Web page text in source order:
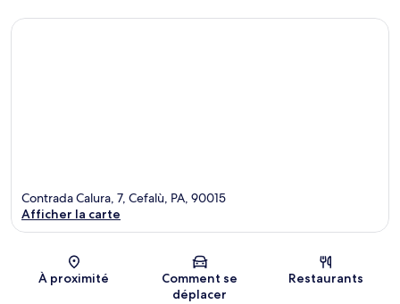
Carte
Contrada Calura, 7, Cefalù, PA, 90015
Afficher la carte
À proximité
Comment se
déplacer
Restaurants